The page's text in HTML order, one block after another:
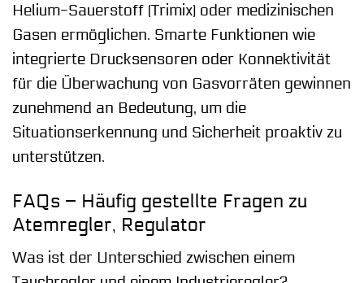
Helium-Sauerstoff (Trimix) oder medizinischen
Gasen ermöglichen. Smarte Funktionen wie
integrierte Drucksensoren oder Konnektivität
für die Überwachung von Gasvorräten gewinnen
zunehmend an Bedeutung, um die
Situationserkennung und Sicherheit proaktiv zu
unterstützen.
FAQs – Häufig gestellte Fragen zu
Atemregler, Regulator
Was ist der Unterschied zwischen einem